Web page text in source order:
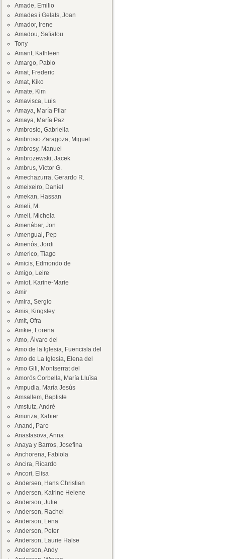
Amade, Emilio
Amades i Gelats, Joan
Amador, Irene
Amadou, Safiatou
Tony
Amant, Kathleen
Amargo, Pablo
Amat, Frederic
Amat, Kiko
Amate, Kim
Amavisca, Luis
Amaya, María Pilar
Amaya, María Paz
Ambrosio, Gabriella
Ambrosio Zaragoza, Miguel
Ambrosy, Manuel
Ambrozewski, Jacek
Ambrus, Víctor G.
Amechazurra, Gerardo R.
Ameixeiro, Daniel
Amekan, Hassan
Ameli, M.
Ameli, Michela
Amenábar, Jon
Amengual, Pep
Amenós, Jordi
Americo, Tiago
Amicis, Edmondo de
Amigo, Leire
Amiot, Karine-Marie
Amir
Amira, Sergio
Amis, Kingsley
Amit, Ofra
Amkie, Lorena
Amo, Álvaro del
Amo de la Iglesia, Fuencisla del
Amo de La Iglesia, Elena del
Amo Gili, Montserrat del
Amorós Corbella, María Lluïsa
Ampudia, María Jesús
Amsallem, Baptiste
Amstutz, André
Amuriza, Xabier
Anand, Paro
Anastasova, Anna
Anaya y Barros, Josefina
Anchorena, Fabiola
Ancira, Ricardo
Ancori, Elisa
Andersen, Hans Christian
Andersen, Katrine Helene
Anderson, Julie
Anderson, Rachel
Anderson, Lena
Anderson, Peter
Anderson, Laurie Halse
Anderson, Andy